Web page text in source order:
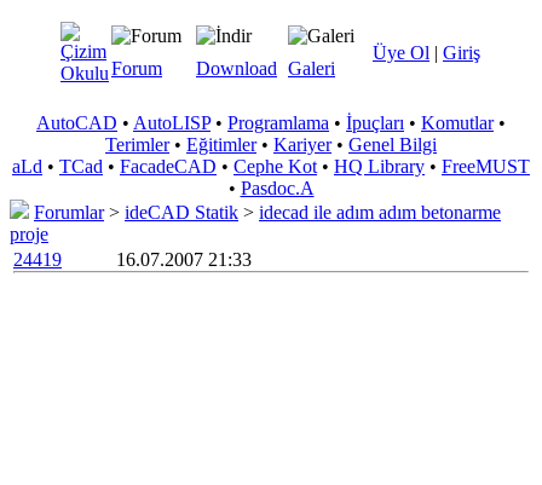
Üye Ol | Giriş
Forum Download Galeri
AutoCAD • AutoLISP• Programlama • İpuçları • Komutlar•
Terimler• Eğitimler• Kariyer• Genel Bilgi
aLd • TCad • FacadeCAD • Cephe Kot • HQ Library • FreeMUST
• Pasdoc.A
Forumlar> ideCAD Statik > idecad ile adım adım betonarme
proje
24419
16.07.2007 21:33